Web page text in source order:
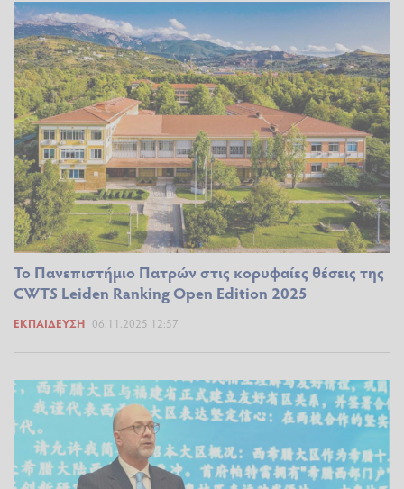
Το Πανεπιστήμιο Πατρών στις κορυφαίες θέσεις της
CWTS Leiden Ranking Open Edition 2025
ΕΚΠΑΊΔΕΥΣΗ 06.11.2025 12:57